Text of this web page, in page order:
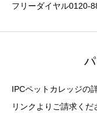
フリーダイヤル0120-
IPCペットカレッジの
リンクよりご請求くだ